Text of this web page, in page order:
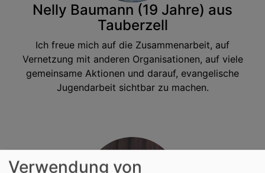
Nelly Baumann (19 Jahre) aus
Tauberzell
Ich freue mich auf die Zusammenarbeit, auf
Vernetzung mit anderen Organisationen, auf viele
gemeinsame Aktionen und darauf, evangelische
Jugendarbeit sichtbar zu machen.
Verwendung von